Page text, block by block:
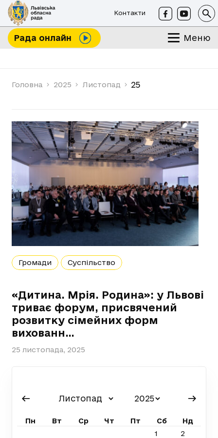
Контакти
Рада онлайн Меню
Головна 2025 Листопад 25
Громади Суспільство
«Дитина. Мрія. Родина»: у Львові
триває форум, присвячений
розвитку сімейних форм
вихованн…
25 листопада, 2025
Пн Вт Ср Чт Пт Сб
Нд
1
2